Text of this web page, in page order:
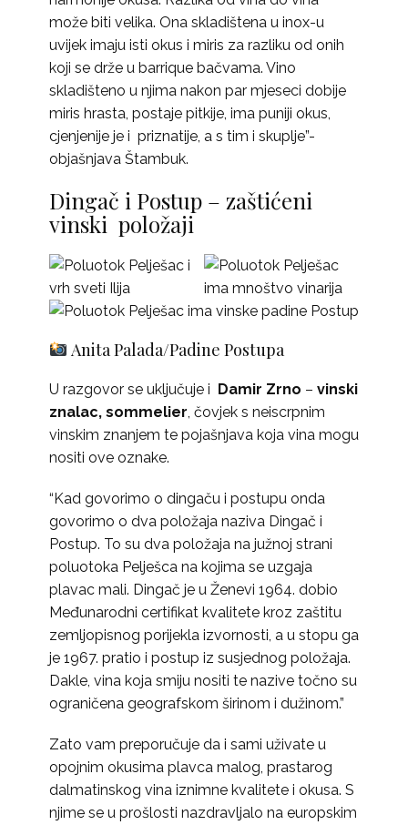
može biti velika. Ona skladištena u inox-u
uvijek imaju isti okus i miris za razliku od onih
koji se drže u barrique bačvama. Vino
skladišteno u njima nakon par mjeseci dobije
miris hrasta, postaje pitkije, ima puniji okus,
cjenjenije je i priznatije, a s tim i skuplje”-
objašnjava Štambuk.
Dingač i Postup – zaštićeni
vinski položaji
Anita Palada/Padine Postupa
U razgovor se uključuje i Damir Zrno – vinski
znalac, sommelier, čovjek s neiscrpnim
vinskim znanjem te pojašnjava koja vina mogu
nositi ove oznake.
“Kad govorimo o dingaču i postupu onda
govorimo o dva položaja naziva Dingač i
Postup. To su dva položaja na južnoj strani
poluotoka Pelješca na kojima se uzgaja
plavac mali. Dingač je u Ženevi 1964. dobio
Međunarodni certifikat kvalitete kroz zaštitu
zemljopisnog porijekla izvornosti, a u stopu ga
je 1967. pratio i postup iz susjednog položaja.
Dakle, vina koja smiju nositi te nazive točno su
ograničena geografskom širinom i dužinom.”
Zato vam preporučuje da i sami uživate u
opojnim okusima plavca malog, prastarog
dalmatinskog vina iznimne kvalitete i okusa. S
njime se u prošlosti nazdravljalo na europskim